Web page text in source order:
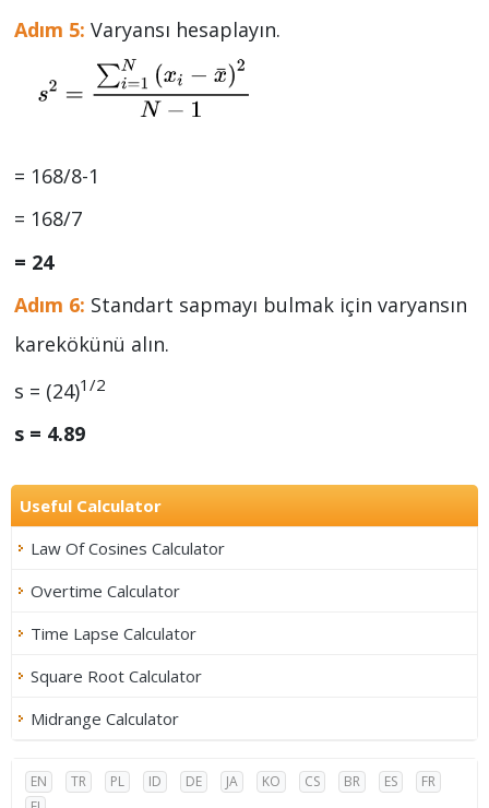
Adım 5: Varyansı hesaplayın.
= 168/8-1
= 168/7
= 24
Adım 6: Standart sapmayı bulmak için varyansın
karekökünü alın.
s = (24)1/2
s = 4.89
Useful Calculator
Law Of Cosines Calculator
Overtime Calculator
Time Lapse Calculator
Square Root Calculator
Midrange Calculator
EN TR PL ID DE JA KO CS BR ES
FR